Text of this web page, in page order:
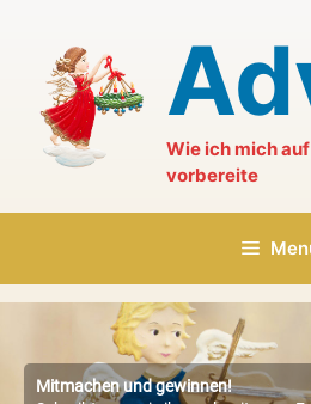
springen
Wie ich mich
vorbereite
Mitmachen und gewinnen!